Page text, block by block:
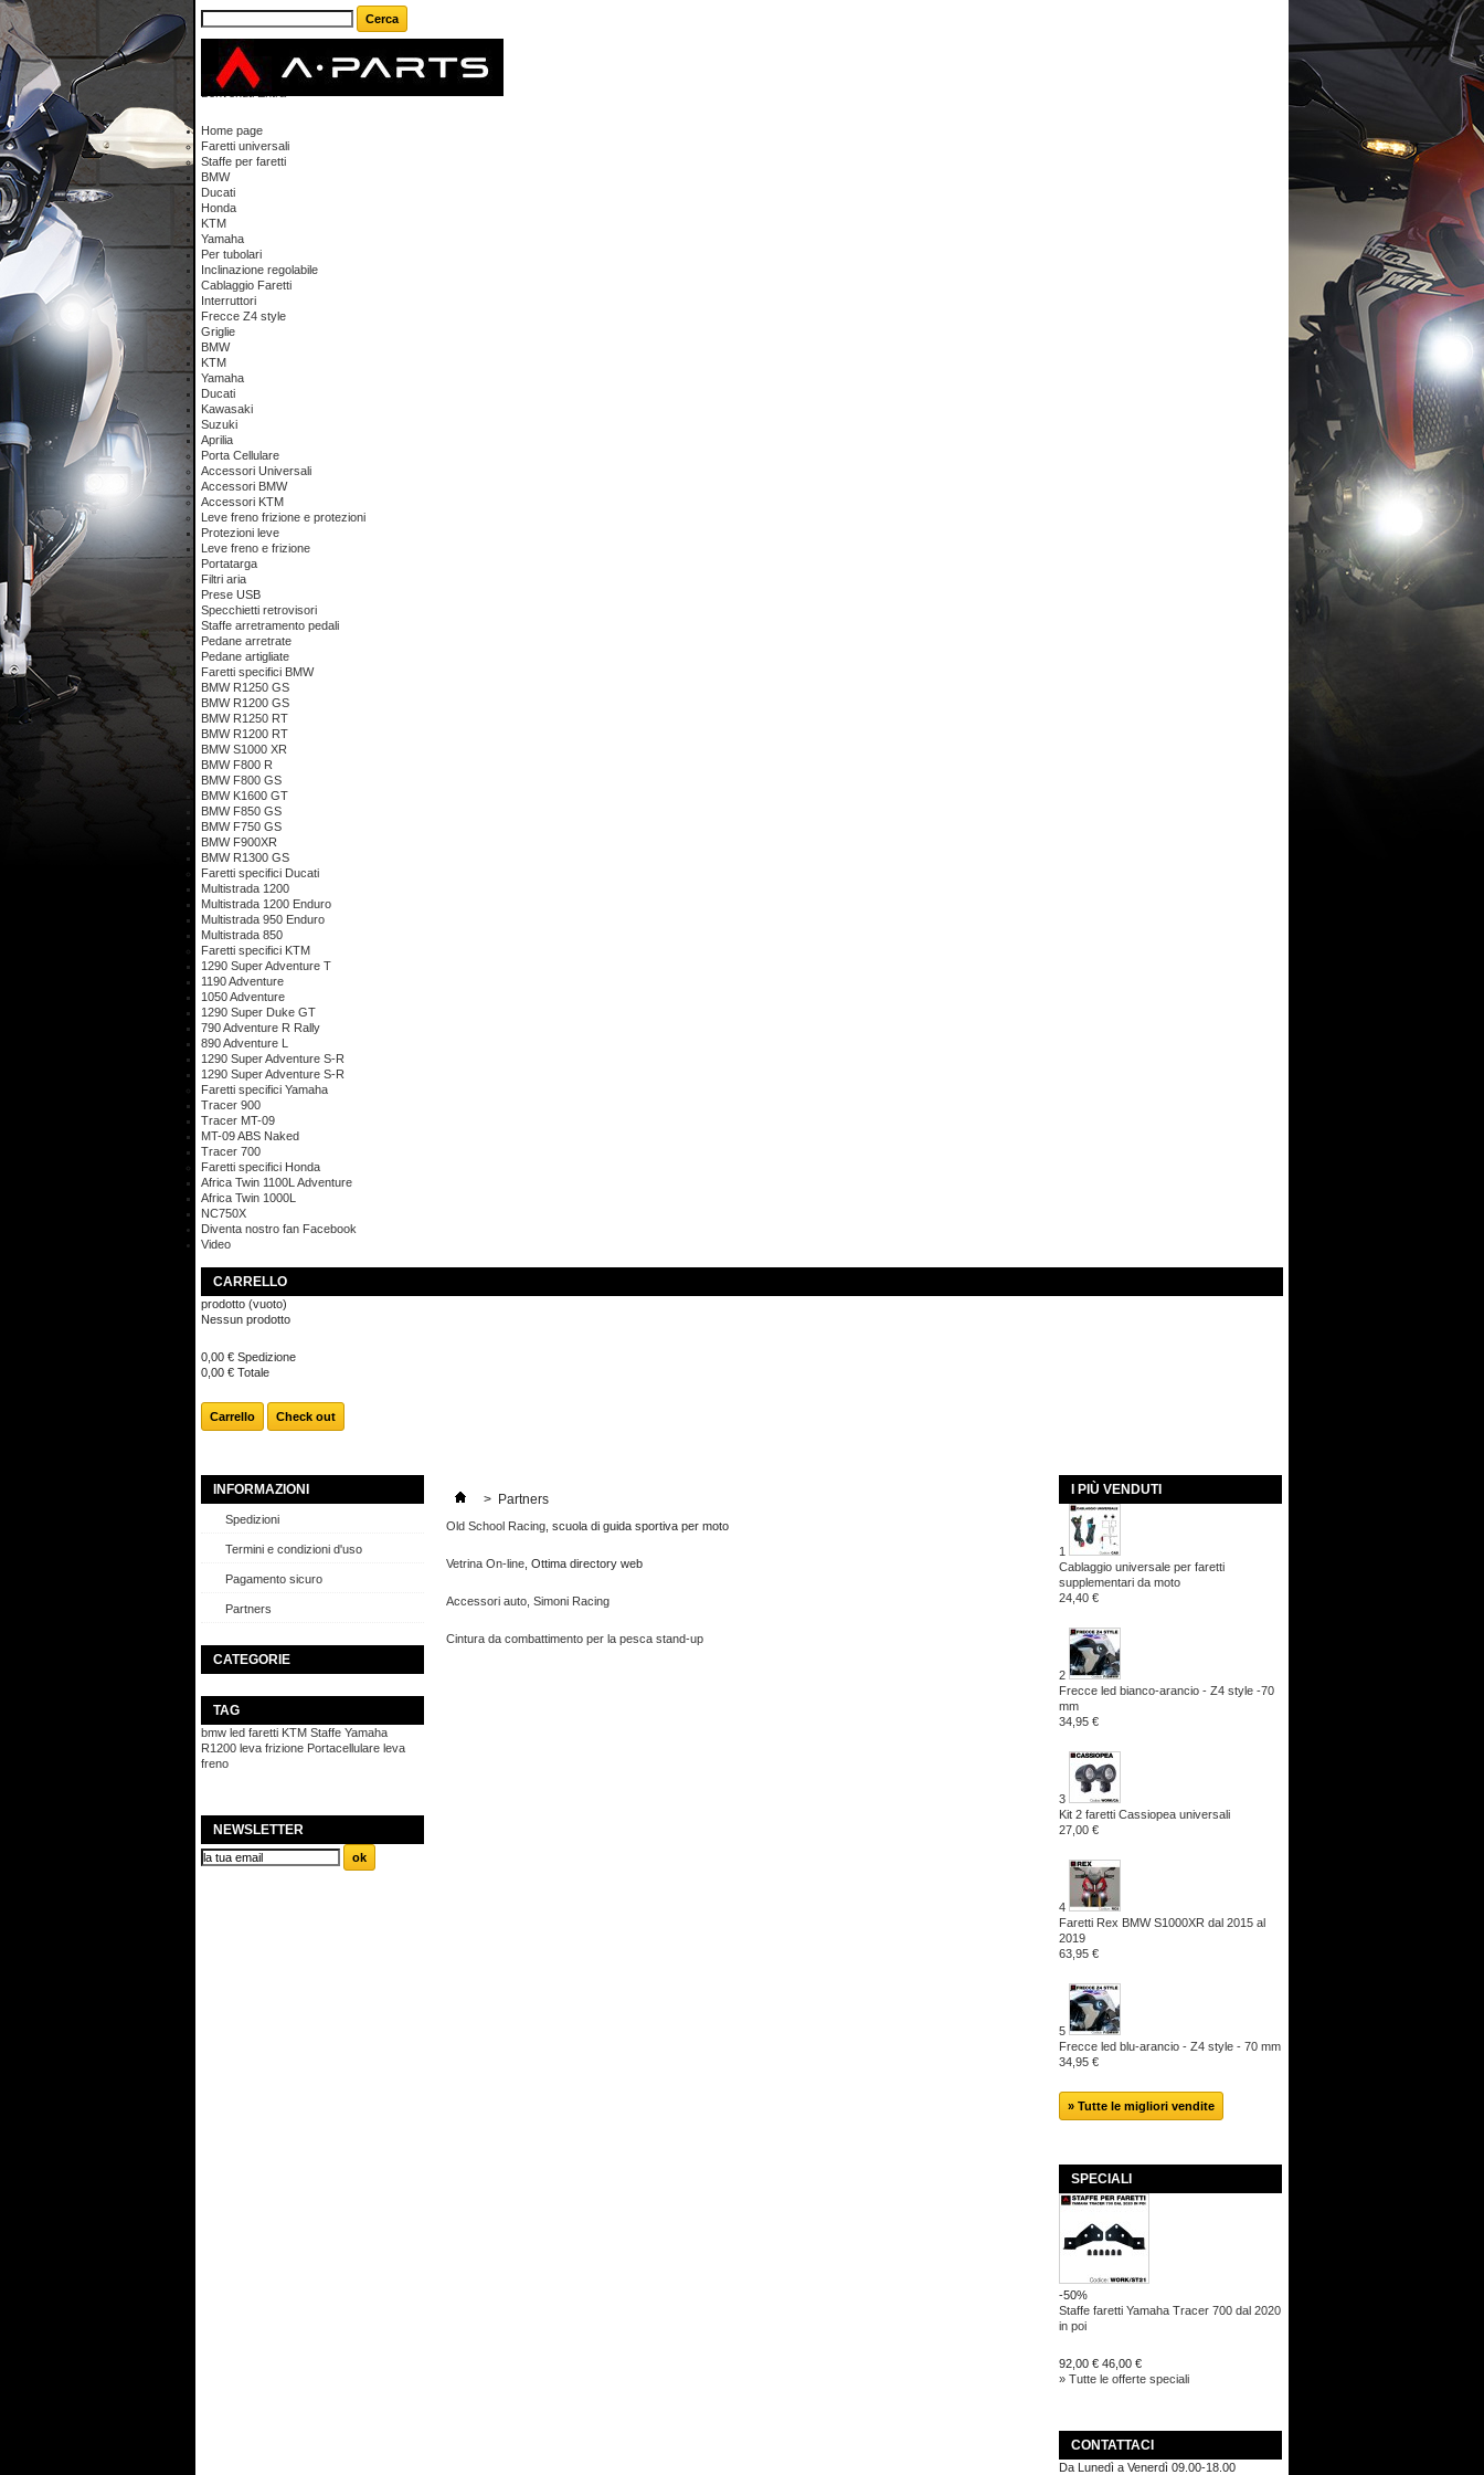
Carrello(vuoto)
Il tuo account
Benvenuti
Home page
Faretti universali
Staffe per faretti
BMW
Ducati
Honda
KTM
Yamaha
Per tubolari
Inclinazione regolabile
Cablaggio Faretti
Interruttori
Frecce Z4 style
Griglie
BMW
KTM
Yamaha
Ducati
Kawasaki
Suzuki
Aprilia
Porta Cellulare
Accessori Universali
Accessori BMW
Accessori KTM
Leve freno frizione e protezioni
Protezioni leve
Leve freno e frizione
Portatarga
Filtri aria
Prese USB
Specchietti retrovisori
Staffe arretramento pedali
Pedane arretrate
Pedane artigliate
Faretti specifici BMW
BMW R1250 GS
BMW R1200 GS
BMW R1250 RT
BMW R1200 RT
BMW S1000 XR
BMW F800 R
BMW F800 GS
BMW K1600 GT
BMW F850 GS
BMW F750 GS
BMW F900XR
BMW R1300 GS
Faretti specifici Ducati
Multistrada 1200
Multistrada 1200 Enduro
Multistrada 950 Enduro
Multistrada 850
Faretti specifici KTM
1290 Super Adventure T
1190 Adventure
1050 Adventure
1290 Super Duke GT
790 Adventure R Rally
890 Adventure L
1290 Super Adventure S-R
1290 Super Adventure S-R
Faretti specifici Yamaha
Tracer 900
Tracer MT-09
MT-09 ABS Naked
Tracer 700
Faretti specifici Honda
Africa Twin 1100L Adventure
Africa Twin 1000L
NC750X
Diventa nostro fan Facebook
Video
CARRELLO
prodotto (vuoto)
Nessun prodotto
0,00 € Spedizione
0,00 € Totale
Carrello Check out
INFORMAZIONI
Spedizioni
Termini e condizioni d'uso
Pagamento sicuro
Partners
CATEGORIE
TAG
bmw led faretti KTM Staffe Yamaha
R1200 leva frizione Portacellulare leva
freno
NEWSLETTER
> Partners
Old School Racing , scuola di guida sportiva per moto
Vetrina On-line , Ottima directory web
Accessori auto, Simoni Racing
Cintura da combattimento per la pesca stand-up
I PIÙ VENDUTI
1
Cablaggio universale per faretti
supplementari da moto
24,40 €
2
Frecce led bianco-arancio - Z4 style -70
mm
34,95 €
3
Kit 2 faretti Cassiopea universali
27,00 €
4
Faretti Rex BMW S1000XR dal 2015 al
2019
63,95 €
5
Frecce led blu-arancio - Z4 style - 70 mm
34,95 €
» Tutte le migliori vendite
SPECIALI
-50%
Staffe faretti Yamaha Tracer 700 dal 2020
in poi
92,00 € 46,00 €
» Tutte le offerte speciali
CONTATTACI
Da Lunedì a Venerdì 09.00-18.00